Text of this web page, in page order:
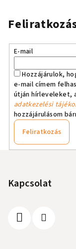
E-mail
Hozzájárulok,
e-mail címem
útján hírleveleket,
adatkezelési
hozzájárulásom
Feliratkozás
Kapcsolat